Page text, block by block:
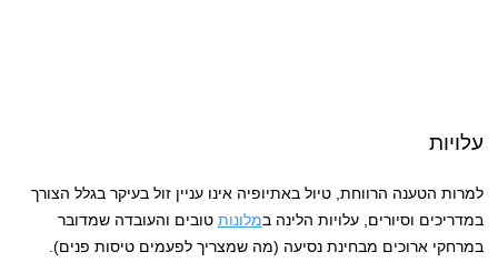
עלויות
למרות הטענה הרווחת, טיול באתיופיה אינו עניין זול בעיקר בגלל הצורך
במדריכים וסיורים, עלויות הלינה במלונות טובים והעובדה שמדובר
במרחקי ארוכים מבחינת נסיעה (מה שמצריך לפעמים טיסות פנים).